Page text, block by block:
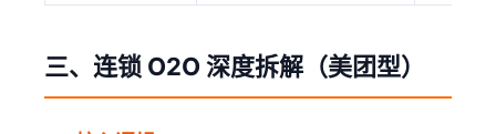
三、连锁 O2O 深度拆解（美团型）